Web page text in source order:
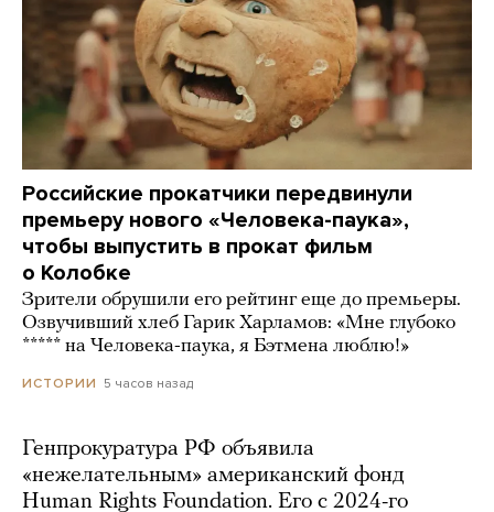
Российские прокатчики передвинули
премьеру нового «Человека-паука»,
чтобы выпустить в прокат фильм
о Колобке
Зрители обрушили его рейтинг еще до премьеры.
Озвучивший хлеб Гарик Харламов: «Мне глубоко
***** на Человека-паука, я Бэтмена люблю!»
ИСТОРИИ 5 часов назад
Генпрокуратура РФ объявила
«нежелательным» американский фонд
Human Rights Foundation. Его с 2024-го